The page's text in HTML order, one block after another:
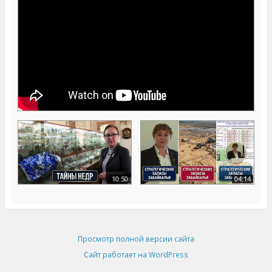
10:50 04:14
Просмотр полной версии сайта
Сайт работает на WordPress